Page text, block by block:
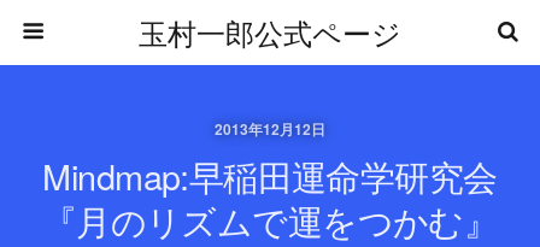
玉村一郎公式ページ
2013年12月12日
Mindmap:早稲田運命学研究会
『月のリズムで運をつかむ』